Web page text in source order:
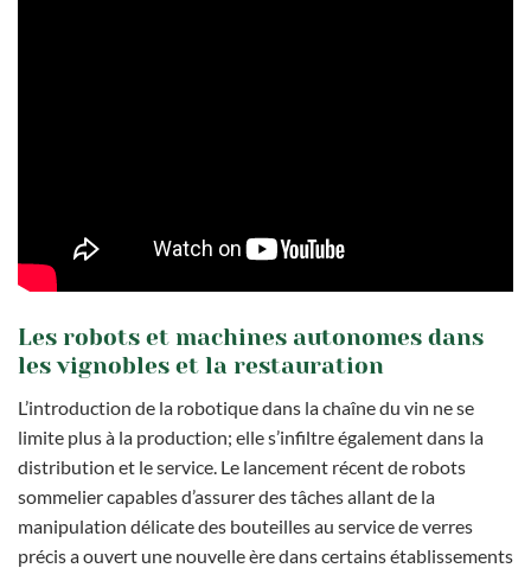
Les robots et machines autonomes dans
les vignobles et la restauration
L’introduction de la robotique dans la chaîne du vin ne se
limite plus à la production; elle s’infiltre également dans la
distribution et le service. Le lancement récent de robots
sommelier capables d’assurer des tâches allant de la
manipulation délicate des bouteilles au service de verres
précis a ouvert une nouvelle ère dans certains établissements